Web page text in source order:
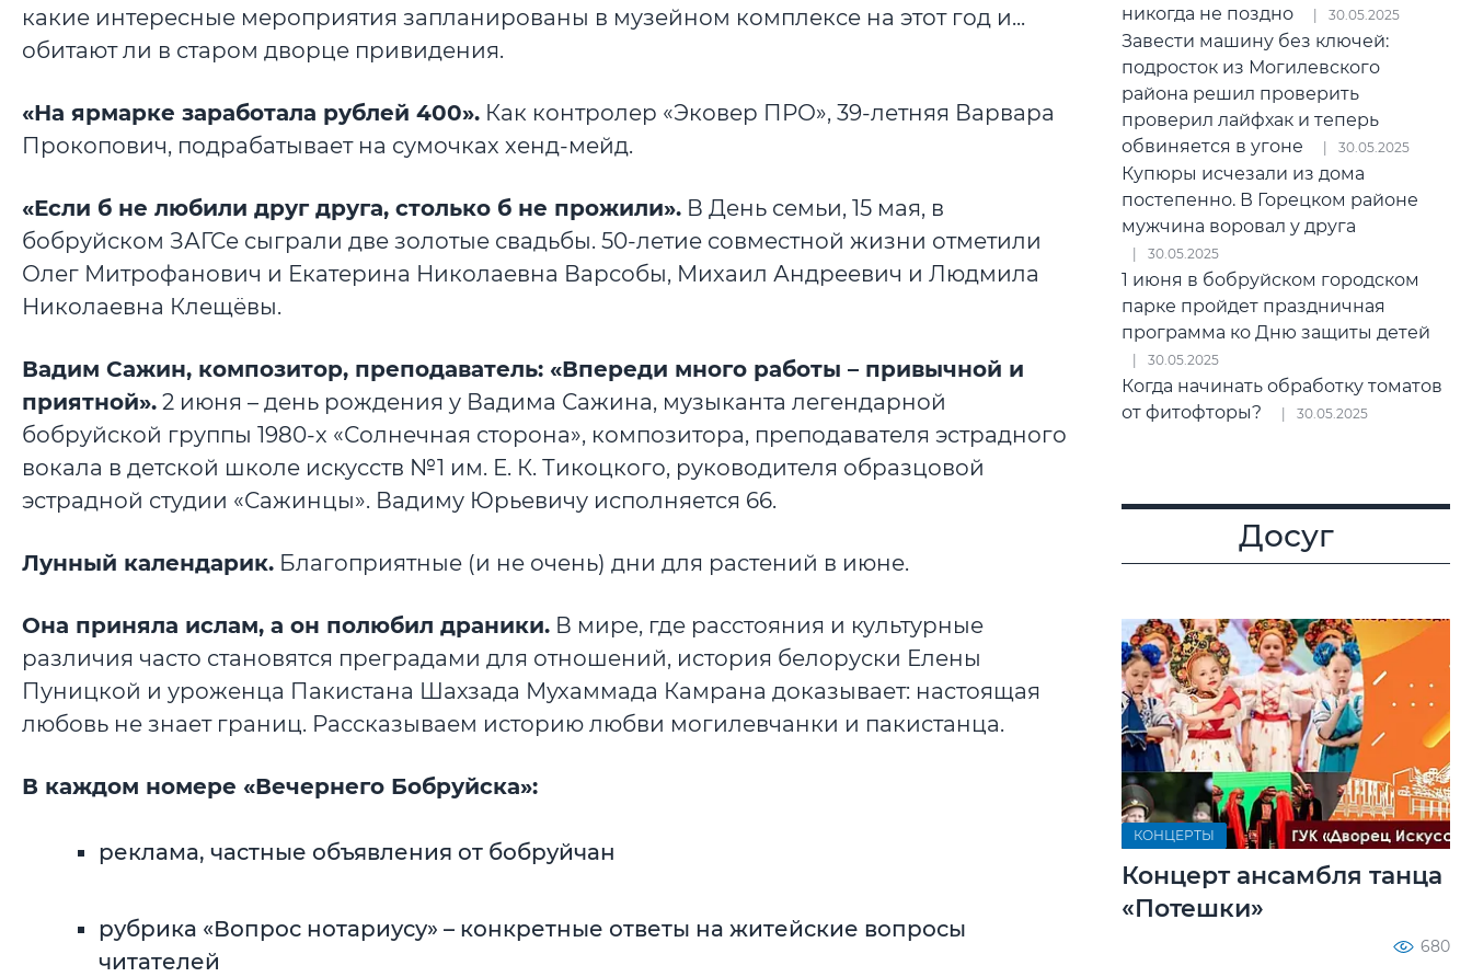
какие интересные мероприятия запланированы в музейном комплексе на этот год и...
обитают ли в старом дворце привидения.
«На ярмарке заработала рублей 400». Как контролер «Эковер ПРО», 39-летняя Варвара
Прокопович, подрабатывает на сумочках хенд-мейд.
«Если б не любили друг друга, столько б не прожили». В День семьи, 15 мая, в
бобруйском ЗАГСе сыграли две золотые свадьбы. 50-летие совместной жизни отметили
Олег Митрофанович и Екатерина Николаевна Варсобы, Михаил Андреевич и Людмила
Николаевна Клещёвы.
Вадим Сажин, композитор, преподаватель: «Впереди много работы – привычной и
приятной». 2 июня – день рождения у Вадима Сажина, музыканта легендарной
бобруйской группы 1980-х «Солнечная сторона», композитора, преподавателя эстрадного
вокала в детской школе искусств №1 им. Е. К. Тикоцкого, руководителя образцовой
эстрадной студии «Сажинцы». Вадиму Юрьевичу исполняется 66.
Лунный календарик. Благоприятные (и не очень) дни для растений в июне.
Она приняла ислам, а он полюбил драники. В мире, где расстояния и культурные
различия часто становятся преградами для отношений, история белоруски Елены
Пуницкой и уроженца Пакистана Шахзада Мухаммада Камрана доказывает: настоящая
любовь не знает границ. Рассказываем историю любви могилевчанки и пакистанца.
В каждом номере «Вечернего Бобруйска»:
реклама, частные объявления от бобруйчан
рубрика «Вопрос нотариусу» – конкретные ответы на житейские вопросы
читателей
никогда не поздно
30.05.2025
Завести машину без ключей:
подросток из Могилевского
района решил проверить
проверил лайфхак и теперь
обвиняется в угоне
30.05.2025
Купюры исчезали из дома
постепенно. В Горецком районе
мужчина воровал у друга
30.05.2025
1 июня в бобруйском городском
парке пройдет праздничная
программа ко Дню защиты детей
30.05.2025
Когда начинать обработку томатов
от фитофторы?
30.05.2025
Досуг
КОНЦЕРТЫ
Концерт ансамбля танца
«Потешки»
680